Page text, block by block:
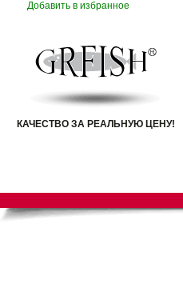
Добавить в избранное
КАЧЕСТВО ЗА РЕАЛЬНУЮ ЦЕНУ!